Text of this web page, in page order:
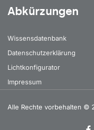
Abkürzungen
Wissensdatenbank
Datenschutzerklärung
Lichtkonfigurator
Impressum
Alle Rechte vorbehalten ©